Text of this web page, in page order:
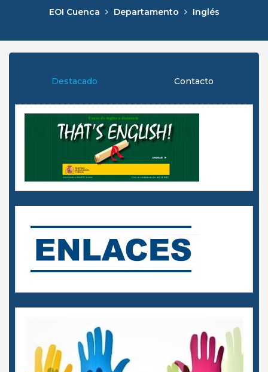
EOI Cuenca Departamento Inglés
Destacado Contacto